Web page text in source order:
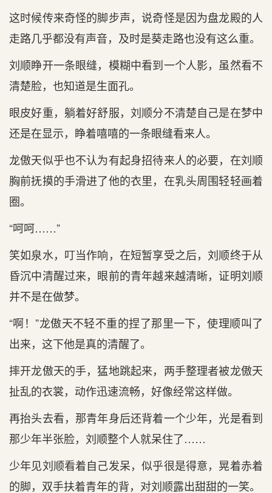
这时候传来奇怪的脚步声，说奇怪是因为盘龙殿的人
走路几乎都没有声音，及时是葵走路也没有这么重。
刘顺睁开一条眼缝，模糊中看到一个人影，虽然看不
清楚脸，也知道是生面孔。
眼皮好重，躺着好舒服，刘顺分不清楚自己是在梦中
还是在显示，睁着嘻嘻的一条眼缝看来人。
龙傲天似乎也不认为有起身招待来人的必要，在刘顺
胸前抚摸的手滑进了他的衣里，在乳头周围轻轻画着
圈。
“呵呵……”
笑如泉水，叮当作响，在短暂享受之后，刘顺终于从
昏沉中清醒过来，眼前的青年越来越清晰，证明刘顺
并不是在做梦。
“啊！”龙傲天不轻不重的捏了那里一下，使理顺叫了
出来，这下他是真的清醒了。
摔开龙傲天的手，猛地跳起来，两手整理者被龙傲天
扯乱的衣裳，动作迅速流畅，好像经常这样做。
再抬头去看，那青年身后还背着一个少年，光是看到
那少年半张脸，刘顺整个人就呆住了……
少年见刘顺看着自己发呆，似乎很是得意，晃着赤着
的脚，双手扶着青年的背，对刘顺露出甜甜的一笑。